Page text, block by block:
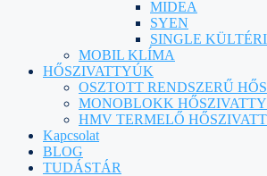
MIDEA
SYEN
SINGLE
MOBIL KLÍMA
HŐSZIVATTYÚK
OSZTOTT RENDSZERŰ
MONOBLOKK
HMV TERMELŐ
Kapcsolat
BLOG
TUDÁSTÁR